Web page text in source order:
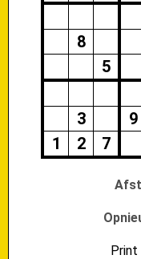
8
5
3
9
1
2 7